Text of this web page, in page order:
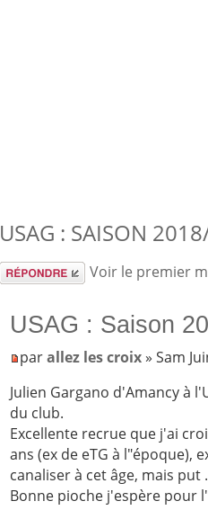
USAG : SAISON
Répondre Voir le premier
USAG : Saison
parallez les croix» Sam
Julien Gargano d'Amancy à
du club.
Excellente recrue que j'ai
ans (ex de eTG à l"époque),
canaliser à cet âge, mais put
Bonne pioche j'espère pour